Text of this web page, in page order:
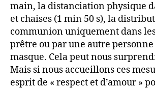
main, la distanciation physique
et chaises (1 min 50 s), la
communion uniquement dans
prêtre ou par une autre
masque. Cela peut nous
Mais si nous accueillons ces
esprit de « respect et d’amour »